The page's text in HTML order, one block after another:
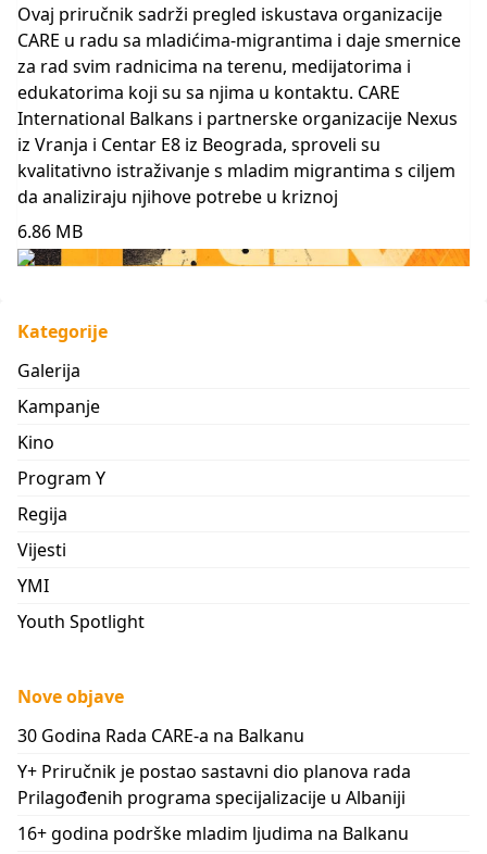
Ovaj priručnik sadrži pregled iskustava organizacije
CARE u radu sa mladićima-migrantima i daje smernice
za rad svim radnicima na terenu, medijatorima i
edukatorima koji su sa njima u kontaktu. CARE
International Balkans i partnerske organizacije Nexus
iz Vranja i Centar E8 iz Beograda, sproveli su
kvalitativno istraživanje s mladim migrantima s ciljem
da analiziraju njihove potrebe u kriznoj
6.86 MB
Kategorije
Galerija
Kampanje
Kino
Program Y
Regija
Vijesti
YMI
Youth Spotlight
Nove objave
30 Godina Rada CARE-a na Balkanu
Y+ Priručnik je postao sastavni dio planova rada
Prilagođenih programa specijalizacije u Albaniji
16+ godina podrške mladim ljudima na Balkanu